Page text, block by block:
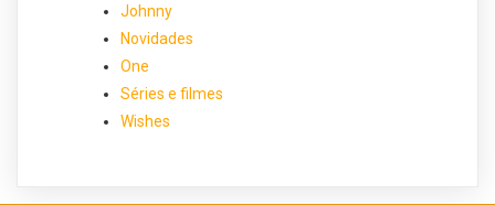
Johnny
Novidades
One
Séries e filmes
Wishes